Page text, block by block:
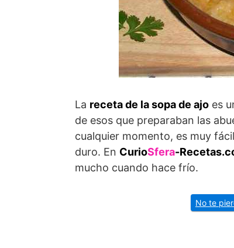
La receta de la sopa de ajo es
de esos que preparaban las
cualquier momento, es muy
duro. En CurioSfera-
mucho cuando hace frío.
No te